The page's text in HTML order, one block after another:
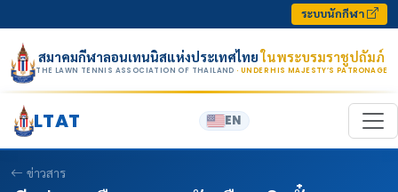
ระบบนักกีฬา
สมาคมกีฬาลอนเทนนิสแห่งประเทศไทยในพระบรมราชูปถัมภ์
THE LAWN TENNIS ASSOCIATION OF THAILAND · UNDER HIS MAJESTY’S PATRONAGE
LTAT EN
ข่าวสาร